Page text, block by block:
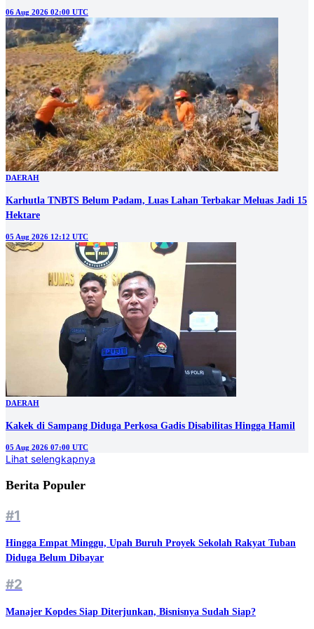
06 Aug 2026 02:00 UTC
DAERAH
Karhutla TNBTS Belum Padam, Luas Lahan Terbakar Meluas Jadi 15
Hektare
05 Aug 2026 12:12 UTC
DAERAH
Kakek di Sampang Diduga Perkosa Gadis Disabilitas Hingga Hamil
05 Aug 2026 07:00 UTC
Lihat selengkapnya
Berita Populer
#1
Hingga Empat Minggu, Upah Buruh Proyek Sekolah Rakyat Tuban
Diduga Belum Dibayar
#2
Manajer Kopdes Siap Diterjunkan, Bisnisnya Sudah Siap?